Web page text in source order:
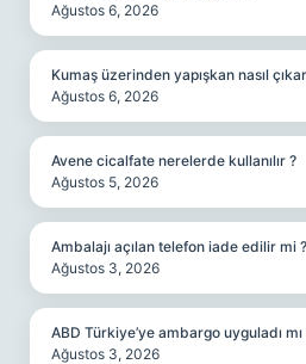
Ağustos 6, 2026
Kumaş üzerinden yapışkan nasıl
Ağustos 6, 2026
Avene cicalfate nerelerde kullanılır ?
Ağustos 5, 2026
Ambalajı açılan telefon iade edilir mi ?
Ağustos 3, 2026
ABD Türkiye’ye ambargo uyguladı mı
Ağustos 3, 2026